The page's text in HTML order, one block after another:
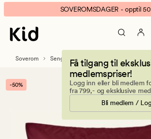
Eden
stonewashed
sateng
sengesett
banner.
Klikk
ESCAPE
pause.
SOVEROMSDAGER - opptil
Få tilgang til
medlemspriser!
Logg inn eller bli medlem
fra 799,- og eksklusive
Bli medlem /
Soverom Sengetøy Sateng sengesett
-50%